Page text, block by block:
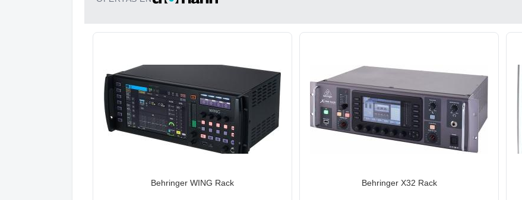
Behringer WING Rack Behringer X32 Rack